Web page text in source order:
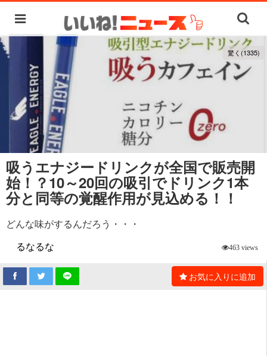
驚く(1335)
吸うエナジードリンクが全国で販売開
始！？10～20回の吸引でドリンク1本
分と同等の覚醒作用が見込める！！
どんな味がするんだろう・・・
るなるな
463 views
お気に入りに追加